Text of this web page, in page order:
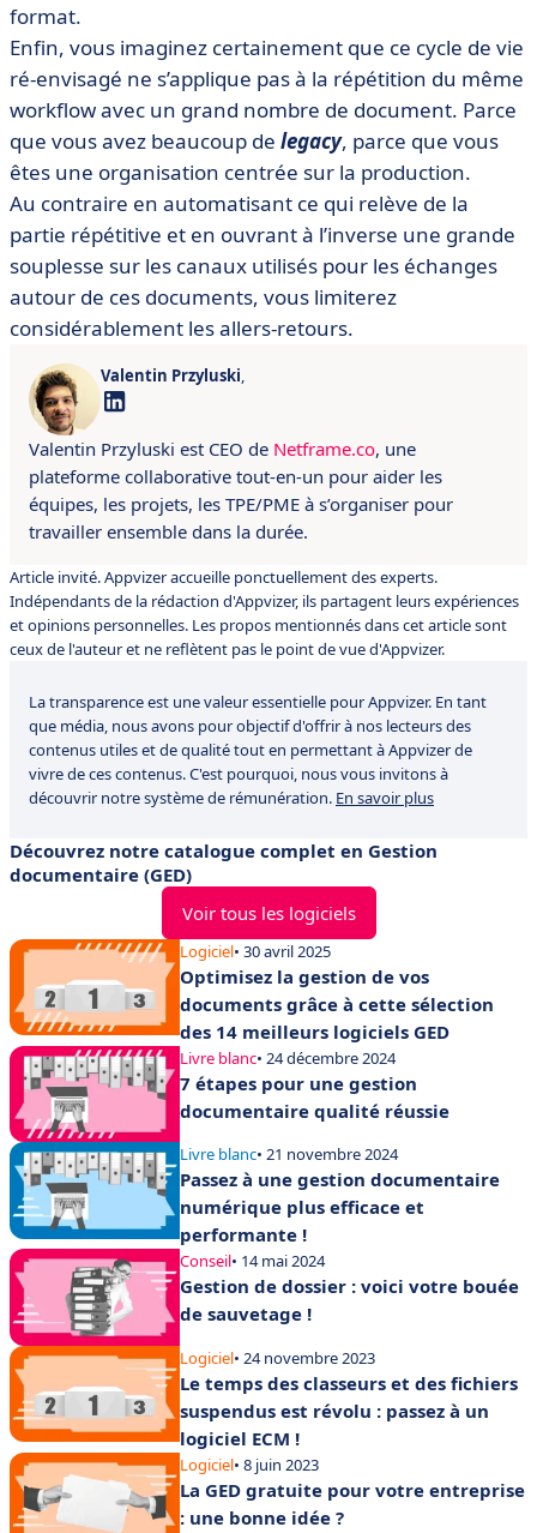
format.
Enfin, vous imaginez certainement que ce cycle de vie
ré-envisagé ne s’applique pas à la répétition du même
workflow avec un grand nombre de document. Parce
que vous avez beaucoup de legacy, parce que vous
êtes une organisation centrée sur la production.
Au contraire en automatisant ce qui relève de la
partie répétitive et en ouvrant à l’inverse une grande
souplesse sur les canaux utilisés pour les échanges
autour de ces documents, vous limiterez
considérablement les allers-retours.
Valentin Przyluski,
Valentin Przyluski est CEO de Netframe.co, une
plateforme collaborative tout-en-un pour aider les
équipes, les projets, les TPE/PME à s’organiser pour
travailler ensemble dans la durée.
Article invité. Appvizer accueille ponctuellement des experts.
Indépendants de la rédaction d'Appvizer, ils partagent leurs expériences
et opinions personnelles. Les propos mentionnés dans cet article sont
ceux de l'auteur et ne reflètent pas le point de vue d'Appvizer.
La transparence est une valeur essentielle pour Appvizer. En tant
que média, nous avons pour objectif d'offrir à nos lecteurs des
contenus utiles et de qualité tout en permettant à Appvizer de
vivre de ces contenus. C'est pourquoi, nous vous invitons à
découvrir notre système de rémunération. En savoir plus
Découvrez notre catalogue complet en Gestion
documentaire (GED)
Voir tous les logiciels
Logiciel• 30 avril 2025
Optimisez la gestion de vos
documents grâce à cette sélection
des 14 meilleurs logiciels GED
Livre blanc• 24 décembre 2024
7 étapes pour une gestion
documentaire qualité réussie
Livre blanc• 21 novembre 2024
Passez à une gestion documentaire
numérique plus efficace et
performante !
Conseil• 14 mai 2024
Gestion de dossier : voici votre bouée
de sauvetage !
Logiciel• 24 novembre 2023
Le temps des classeurs et des fichiers
suspendus est révolu : passez à un
logiciel ECM !
Logiciel• 8 juin 2023
La GED gratuite pour votre entreprise
: une bonne idée ?